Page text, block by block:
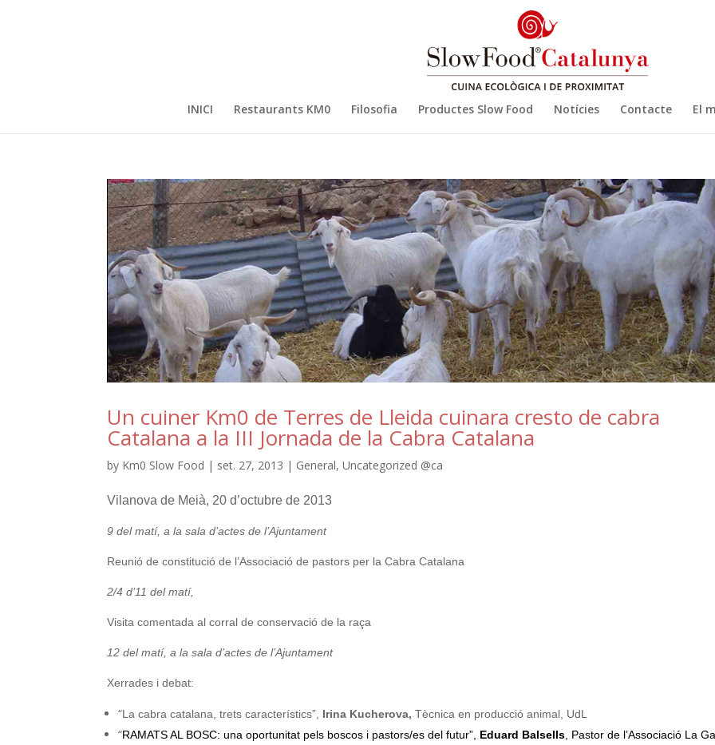
INICI Restaurants KM0 Filosofia Productes Slow Food Notícies Contacte El
Un cuiner Km0 de Terres de Lleida cuinara cresto de cabra
Catalana a la III Jornada de la Cabra Catalana
by Km0 Slow Food | set. 27, 2013 | General,Uncategorized @ca
Vilanova de Meià, 20 d’octubre de 2013
9 del matí, a la sala d’actes de l’Ajuntament
Reunió de constitució de l’Associació de pastors per la Cabra Catalana
2/4 d’11 del matí,
Visita comentada al corral de conservació de la raça
12 del matí, a la sala d’actes de l’Ajuntament
Xerrades i debat:
“La cabra catalana, trets característics”, Irina Kucherova,Tècnica en producció animal, UdL
“RAMATS AL BOSC: una oportunitat pels boscos i pastors/es del futur”, Eduard Balsells, Pastor de l’Associació La